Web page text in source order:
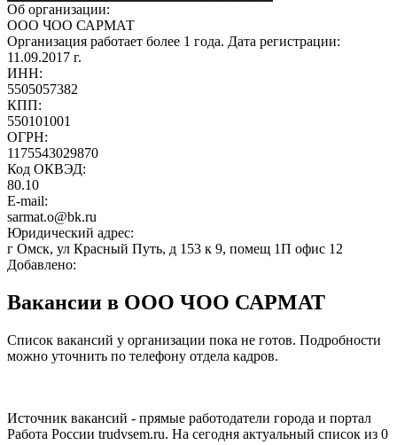
Об организации:
ООО ЧОО САРМАТ
Организация работает более 1 года. Дата регистрации:
11.09.2017 г.
ИНН:
5505057382
КПП:
550101001
ОГРН:
1175543029870
Код ОКВЭД:
80.10
E-mail:
sarmat.o@bk.ru
Юридический адрес:
г Омск, ул Красный Путь, д 153 к 9, помещ 1П офис 12
Добавлено:
Вакансии в ООО ЧОО САРМАТ
Список вакансий у организации пока не готов. Подробности
можно уточнить по телефону отдела кадров.
Источник вакансий - прямые работодатели города и портал
Работа России trudvsem.ru. На сегодня актуальный список из 0